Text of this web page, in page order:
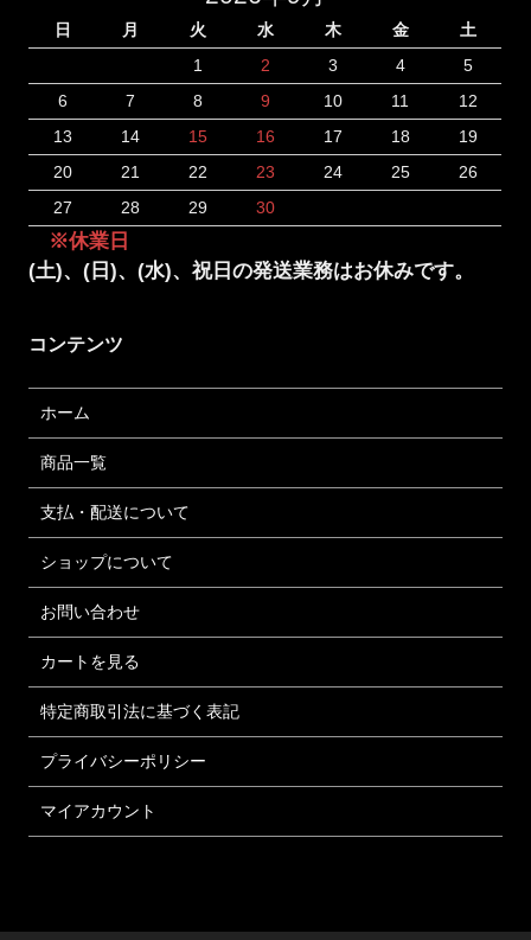
日 月 火 水 木 金
土
1
2 3 4
5
6
7 8 9 10 11
12
13
14 15 16 17 18
19
20
21 22 23 24 25
26
27
28 29 30
※休業日
(土)、(日)、(水)、祝日の発送業務はお休みです。
コンテンツ
ホーム
商品一覧
支払・配送について
ショップについて
お問い合わせ
カートを見る
特定商取引法に基づく表記
プライバシーポリシー
マイアカウント